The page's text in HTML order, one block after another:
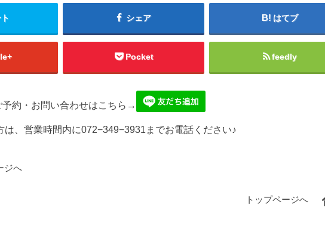
シェア はてブ
Pocket feedly
予約・お問い合わせはこちら→
は、営業時間内に072−349−3931までお電話ください♪
ジへ
トップページへ